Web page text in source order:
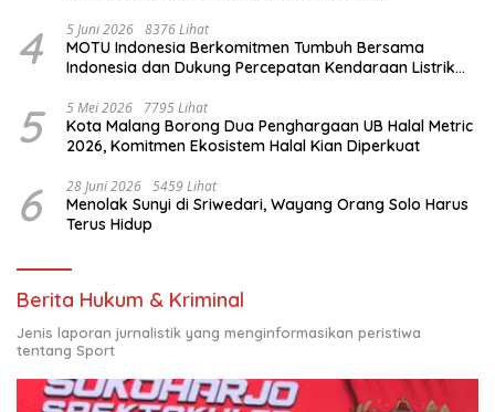
4 5 Juni 2026 8376 Lihat
MOTU Indonesia Berkomitmen Tumbuh Bersama
Indonesia dan Dukung Percepatan Kendaraan Listrik
5 5 Mei 2026 7795 Lihat
Kota Malang Borong Dua Penghargaan UB Halal Metric
2026, Komitmen Ekosistem Halal Kian Diperkuat
6 28 Juni 2026 5459 Lihat
Menolak Sunyi di Sriwedari, Wayang Orang Solo Harus
Terus Hidup
Berita Hukum & Kriminal
Jenis laporan jurnalistik yang menginformasikan peristiwa
tentang Sport